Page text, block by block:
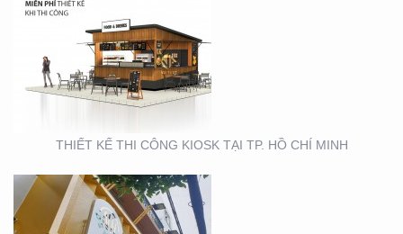
THIẾT KẾ THI CÔNG KIOSK TẠI TP. HỒ CHÍ MINH
THIẾT KẾ- THI CÔNG
BẢNG HIỆU ” NHA KHOA
NH